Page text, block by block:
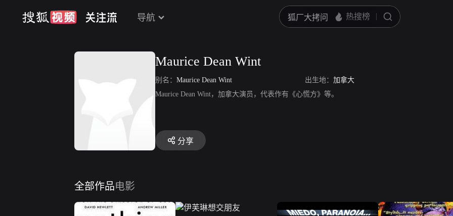
导航
Maurice Dean Wint
别名： Maurice Dean Wint 出生地： 加拿大
Maurice Dean Wint，加拿大演员，代表作有《心慌方》等。
分享
全部作品电影